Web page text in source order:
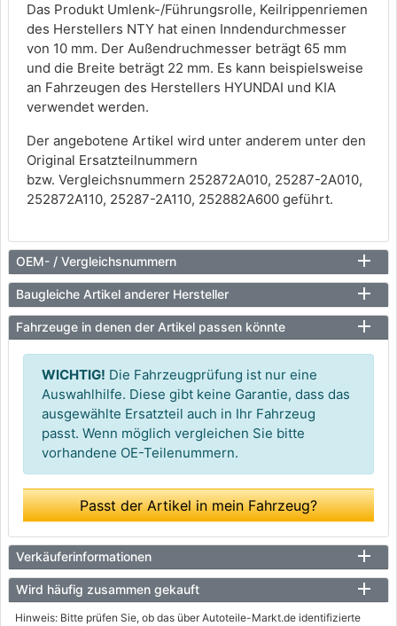
Das Produkt Umlenk-/Führungsrolle, Keilrippenriemen
des Herstellers NTY hat einen Inndendurchmesser
von 10 mm. Der Außendruchmesser beträgt 65 mm
und die Breite beträgt 22 mm. Es kann beispielsweise
an Fahrzeugen des Herstellers HYUNDAI und KIA
verwendet werden.
Der angebotene Artikel wird unter anderem unter den
Original Ersatzteilnummern
bzw. Vergleichsnummern 252872A010, 25287-2A010,
252872A110, 25287-2A110, 252882A600 geführt.
OEM- / Vergleichsnummern
Baugleiche Artikel anderer Hersteller
Fahrzeuge in denen der Artikel passen könnte
WICHTIG! Die Fahrzeugprüfung ist nur eine
Auswahlhilfe. Diese gibt keine Garantie, dass das
ausgewählte Ersatzteil auch in Ihr Fahrzeug
passt. Wenn möglich vergleichen Sie bitte
vorhandene OE-Teilenummern.
Passt der Artikel in mein Fahrzeug?
Verkäuferinformationen
Wird häufig zusammen gekauft
Hinweis: Bitte prüfen Sie, ob das über Autoteile-Markt.de identifizierte